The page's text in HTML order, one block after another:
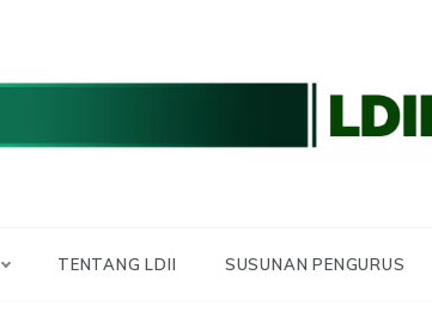
TENTANG LDII SUSUNAN PENGURUS